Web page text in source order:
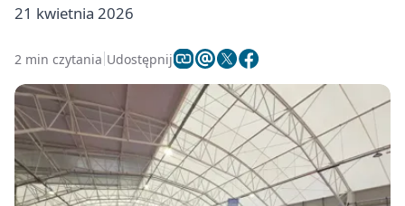
21 kwietnia 2026
2 min czytania Udostępnij